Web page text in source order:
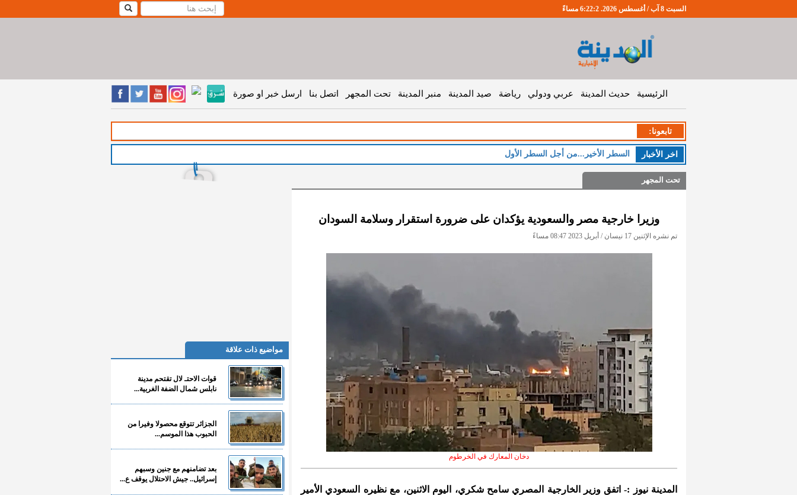
السبت 8 آب / أغسطس 2026. 6:22:2 مساءً
الرئيسية حديث المدينة عربي ودولي رياضة صيد المدينة منبر المدينة تحت المجهر اتصل بنا ارسل خبر او صورة
تابعونا:
اخر اﻷخبار السطر الأخير...من أجل السطر الأول
تحت المجهر
وزيرا خارجية مصر والسعودية يؤكدان على ضرورة استقرار وسلامة السودان
تم نشره الإثنين 17 نيسان / أبريل 2023 08:47 مساءً
دخان المعارك في الخرطوم
المدينة نيوز :- اتفق وزير الخارجية المصري سامح شكري، اليوم الاثنين، مع نظيره السعودي الأمير
مواضيع ذات علاقة
قوات الاحتـ لال تقتحم مدينة
نابلس شمال الضفة الغربية...
الجزائر تتوقع محصولا وفيرا من
الحبوب هذا الموسم...
بعد تضامنهم مع جنين وسبهم
إسرائيل.. جيش الاحتلال يوقف ع...